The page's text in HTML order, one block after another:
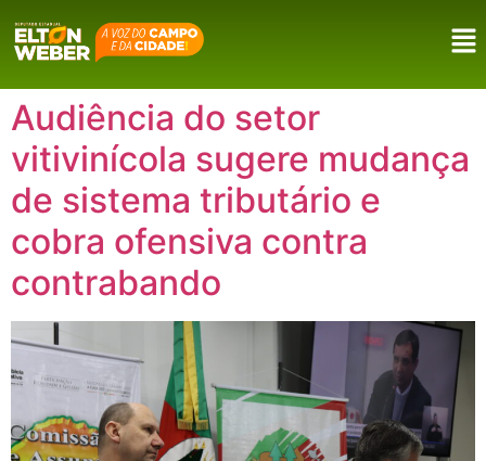
Audiência do setor
vitivinícola sugere mudança
de sistema tributário e
cobra ofensiva contra
contrabando